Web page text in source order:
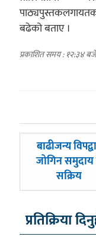
बढेको बताए ।
प्रकाशित समय : १२:३४ बजे
पछिल्लाे
-
बाढीजन्य
जोगिन
सक्रिय
प्रतिक्रिया